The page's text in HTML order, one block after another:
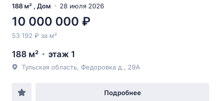
188 м² , Дом 28 июля 2026
10 000 000 ₽
53 192 ₽ за м²
188 м² этаж 1
Тульская область, Федоровка д., 29А
Подробнее